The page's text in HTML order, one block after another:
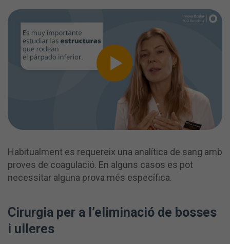
Habitualment es requereix una analítica de sang amb
proves de coagulació. En alguns casos es pot
necessitar alguna prova més específica.
Cirurgia per a l’eliminació de bosses
i ulleres